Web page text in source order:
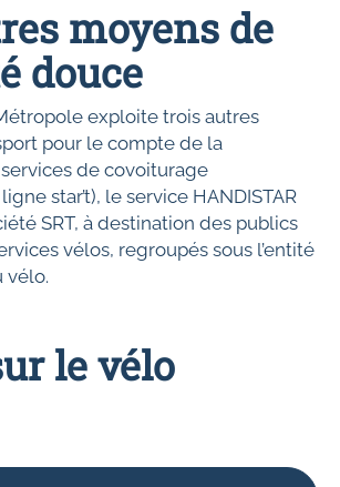
moyens de
douce
exploite trois autres
pour le compte de la
de covoiturage
star’t), le service HANDISTAR
SRT, à destination des publics
vélos, regroupés sous l’entité
vélo.
le vélo